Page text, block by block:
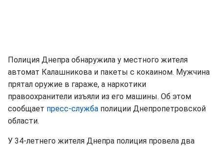
Полиция Днепра обнаружила у местного жителя
автомат Калашникова и пакеты с кокаином. Мужчина
прятал оружие в гараже, а наркотики
правоохранители изъяли из его машины. Об этом
сообщает пресс-служба полиции Днепропетровской
области.
У 34-летнего жителя Днепра полиция провела два